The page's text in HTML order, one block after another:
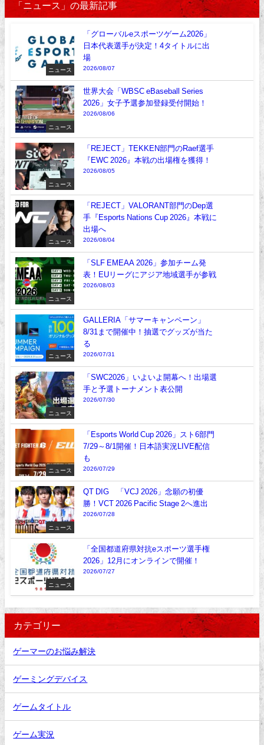
「ニュース」の最新記事
ニュース
「グローバルeスポーツゲーム2026」
日本代表選手が決定！4タイトルに出
場
2026/08/07
ニュース
世界大会「WBSC eBaseball Series
2026」女子予選参加登録受付開始！
2026/08/06
ニュース
「REJECT」TEKKEN部門のRaef選手
『EWC 2026』本戦の出場権を獲得！
2026/08/05
ニュース
「REJECT」VALORANT部門のDep選
手『Esports Nations Cup 2026』本戦に
出場へ
2026/08/04
ニュース
「SLF EMEAA 2026」参加チーム発
表！EUリーグにアジア地域選手が参戦
2026/08/03
ニュース
GALLERIA「サマーキャンペーン」
8/31まで開催中！抽選でグッズが当た
る
2026/07/31
ニュース
「SWC2026」いよいよ開幕へ！出場選
手と予選トーナメント表公開
2026/07/30
ニュース
「Esports World Cup 2026」スト6部門
7/29～8/1開催！日本語実況LIVE配信
も
2026/07/29
ニュース
QT DIG∞「VCJ 2026」念願の初優
勝！VCT 2026 Pacific Stage 2へ進出
2026/07/28
ニュース
「全国都道府県対抗eスポーツ選手権
2026」12月にオンラインで開催！
2026/07/27
カテゴリー
ゲーマーのお悩み解決
ゲーミングデバイス
ゲームタイトル
ゲーム実況